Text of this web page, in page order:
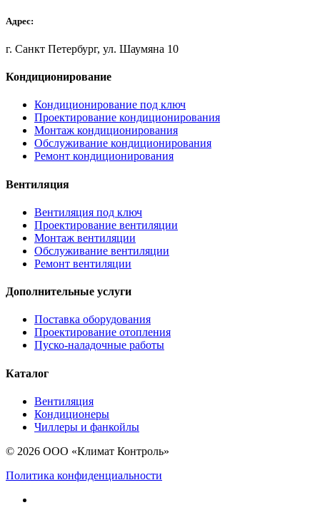
Адрес:
г. Санкт Петербург, ул. Шаумяна 10
Кондиционирование
Кондиционирование под ключ
Проектирование кондиционирования
Монтаж кондиционирования
Обслуживание кондиционирования
Ремонт кондиционирования
Вентиляция
Вентиляция под ключ
Проектирование вентиляции
Монтаж вентиляции
Обслуживание вентиляции
Ремонт вентиляции
Дополнительные услуги
Поставка оборудования
Проектирование отопления
Пуско-наладочные работы
Каталог
Вентиляция
Кондиционеры
Чиллеры и фанкойлы
© 2026 ООО «Климат Контроль»
Политика конфиденциальности